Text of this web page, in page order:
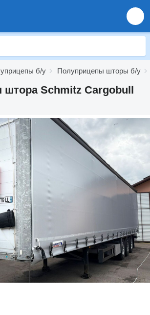
б/у Полуприцепы шторы б/у
штора Schmitz Cargobull